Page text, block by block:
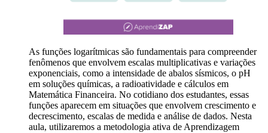
As funções logarítmicas são fundamentais para compreender
fenômenos que envolvem escalas multiplicativas e variações
exponenciais, como a intensidade de abalos sísmicos, o pH
em soluções químicas, a radioatividade e cálculos em
Matemática Financeira. No cotidiano dos estudantes, essas
funções aparecem em situações que envolvem crescimento e
decrescimento, escalas de medida e análise de dados. Nesta
aula, utilizaremos a metodologia ativa de Aprendizagem